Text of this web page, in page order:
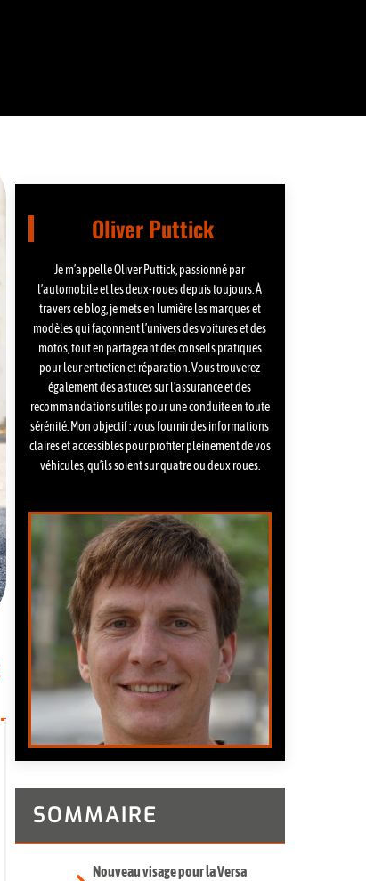
Oliver Puttick
Je m’appelle Oliver Puttick, passionné par
l’automobile et les deux-roues depuis toujours. À
travers ce blog, je mets en lumière les marques et
modèles qui façonnent l’univers des voitures et des
motos, tout en partageant des conseils pratiques
pour leur entretien et réparation. Vous trouverez
également des astuces sur l’assurance et des
recommandations utiles pour une conduite en toute
sérénité. Mon objectif : vous fournir des informations
claires et accessibles pour profiter pleinement de vos
véhicules, qu’ils soient sur quatre ou deux roues.
SOMMAIRE
Nouveau visage pour la Versa